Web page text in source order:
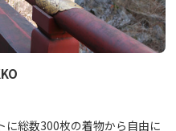
に総数300枚の着物から自由に